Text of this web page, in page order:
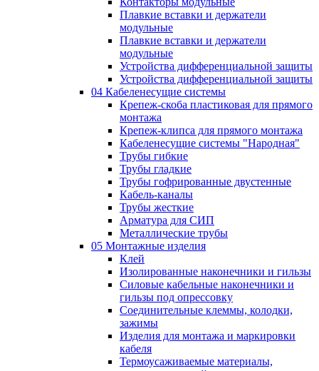
Плавкие вставки и держатели
модульные
Плавкие вставки и держатели
модульные
Устройства дифференциальной защиты
Устройства дифференциальной защиты
04 Кабеленесущие системы
Крепеж-скоба пластиковая для прямого
монтажа
Крепеж-клипса для прямого монтажа
Кабеленесущие системы "Народная"
Трубы гибкие
Трубы гладкие
Трубы гофрированные двустенные
Кабель-каналы
Трубы жесткие
Арматура для СИП
Металлические трубы
05 Монтажные изделия
Клей
Изолированные наконечники и гильзы
Силовые кабельные наконечники и
гильзы под опрессовку
Соединительные клеммы, колодки,
зажимы
Изделия для монтажа и маркировки
кабеля
Термоусаживаемые материалы,